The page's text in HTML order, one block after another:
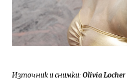
Източник и снимки: Olivia Locher